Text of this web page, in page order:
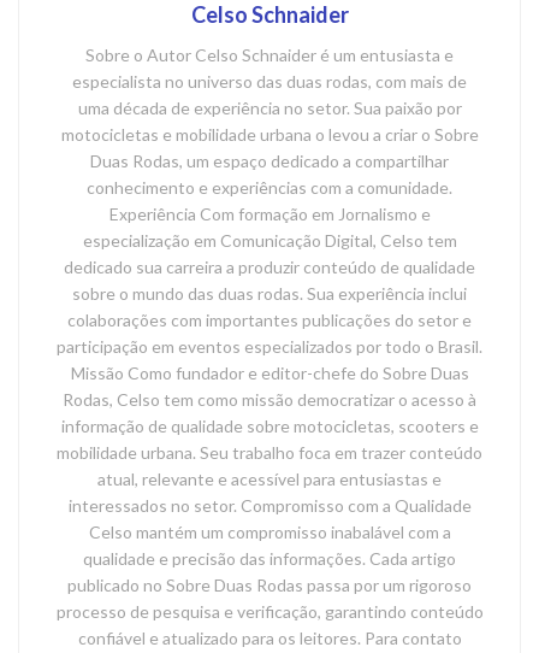
Celso Schnaider
Sobre o Autor Celso Schnaider é um entusiasta e
especialista no universo das duas rodas, com mais de
uma década de experiência no setor. Sua paixão por
motocicletas e mobilidade urbana o levou a criar o Sobre
Duas Rodas, um espaço dedicado a compartilhar
conhecimento e experiências com a comunidade.
Experiência Com formação em Jornalismo e
especialização em Comunicação Digital, Celso tem
dedicado sua carreira a produzir conteúdo de qualidade
sobre o mundo das duas rodas. Sua experiência inclui
colaborações com importantes publicações do setor e
participação em eventos especializados por todo o Brasil.
Missão Como fundador e editor-chefe do Sobre Duas
Rodas, Celso tem como missão democratizar o acesso à
informação de qualidade sobre motocicletas, scooters e
mobilidade urbana. Seu trabalho foca em trazer conteúdo
atual, relevante e acessível para entusiastas e
interessados no setor. Compromisso com a Qualidade
Celso mantém um compromisso inabalável com a
qualidade e precisão das informações. Cada artigo
publicado no Sobre Duas Rodas passa por um rigoroso
processo de pesquisa e verificação, garantindo conteúdo
confiável e atualizado para os leitores. Para contato